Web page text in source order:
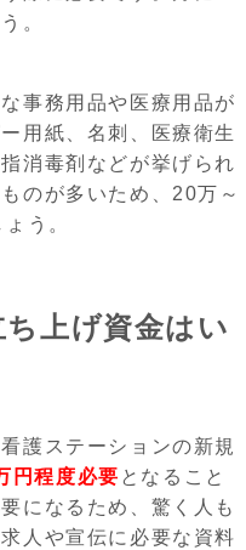
。
事務用品や医療用品が
用紙、名刺、医療衛生
消毒剤などが挙げられ
のが多いため、20万～
う。
上げ資金はい
護ステーションの新規
円程度必要 となること
になるため、驚く人も
人や宣伝に必要な資料